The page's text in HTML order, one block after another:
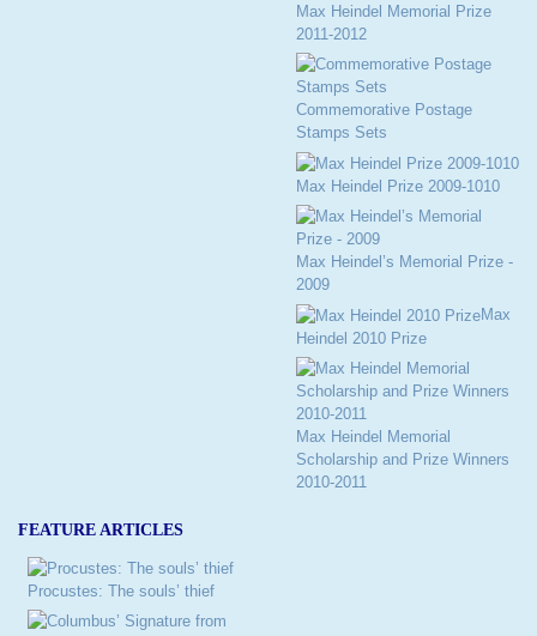
Max Heindel Memorial Prize
2011-2012
Commemorative Postage
Stamps Sets
Max Heindel Prize 2009-1010
Max Heindel’s Memorial Prize -
2009
Max
Heindel 2010 Prize
Max Heindel Memorial
Scholarship and Prize Winners
2010-2011
FEATURE ARTICLES
Procustes: The souls’ thief